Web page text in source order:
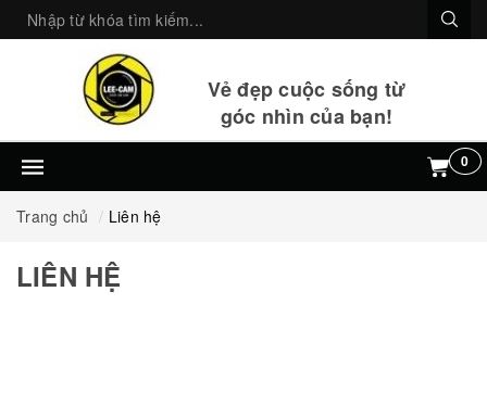
Vẻ đẹp cuộc sống từ
góc nhìn của bạn!
0
Trang chủ Liên hệ
LIÊN HỆ